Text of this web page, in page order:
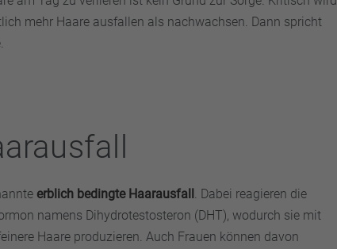
mehr Haare ausfallen als nachwachsen. Dann spricht
erblich bedingte Haarausfall. Dabei reagieren die
namens Dihydrotestosteron (DHT), wodurch sie mit
Haare produzieren. Auch Frauen können davon